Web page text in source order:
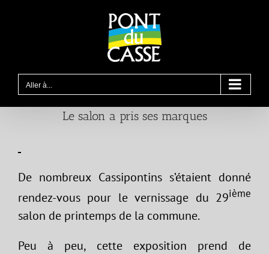
Aller à...
Le salon a pris ses marques
De nombreux Cassipontins s’étaient donné
rendez-vous pour le vernissage du 29ième
salon de printemps de la commune.
Peu à peu, cette exposition prend de